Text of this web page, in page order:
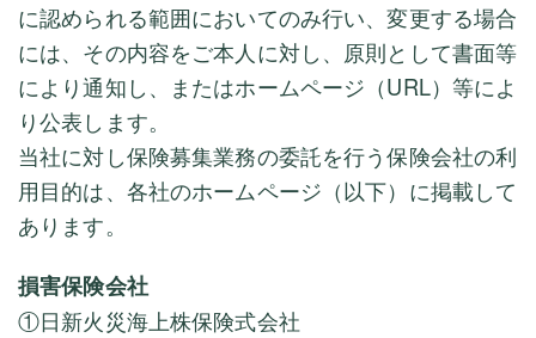
に認められる範囲においてのみ行い、変更する場合
には、その内容をご本人に対し、原則として書面等
により通知し、またはホームページ（URL）等によ
り公表します。
当社に対し保険募集業務の委託を行う保険会社の利
用目的は、各社のホームページ（以下）に掲載して
あります。
損害保険会社
①日新火災海上株保険式会社